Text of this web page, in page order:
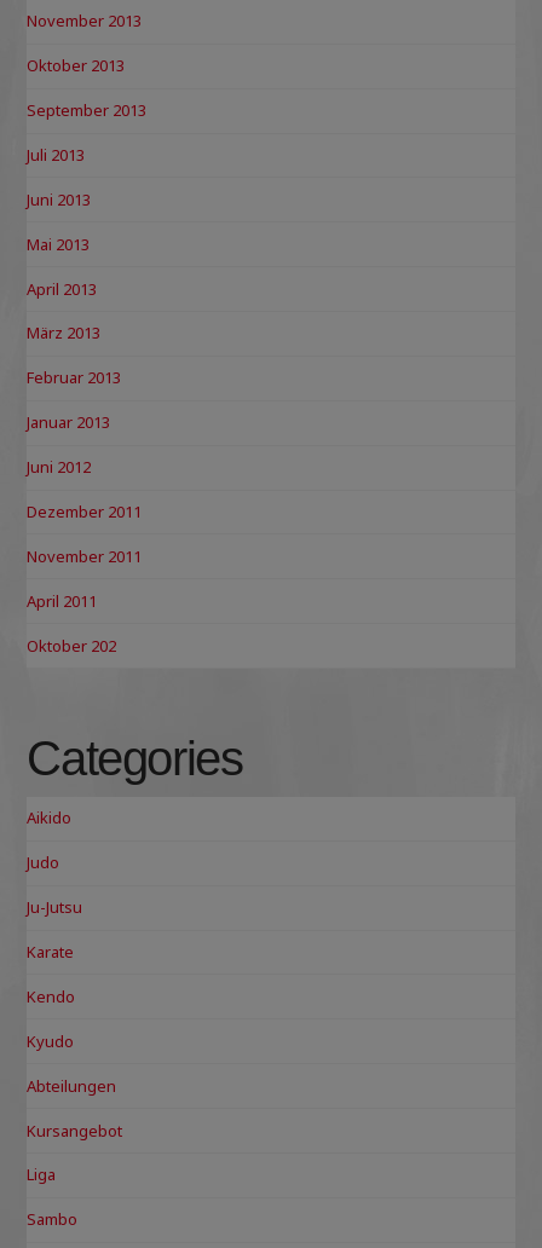
November 2013
Oktober 2013
September 2013
Juli 2013
Juni 2013
Mai 2013
April 2013
März 2013
Februar 2013
Januar 2013
Juni 2012
Dezember 2011
November 2011
April 2011
Oktober 202
Categories
Aikido
Judo
Ju-Jutsu
Karate
Kendo
Kyudo
Abteilungen
Kursangebot
Liga
Sambo